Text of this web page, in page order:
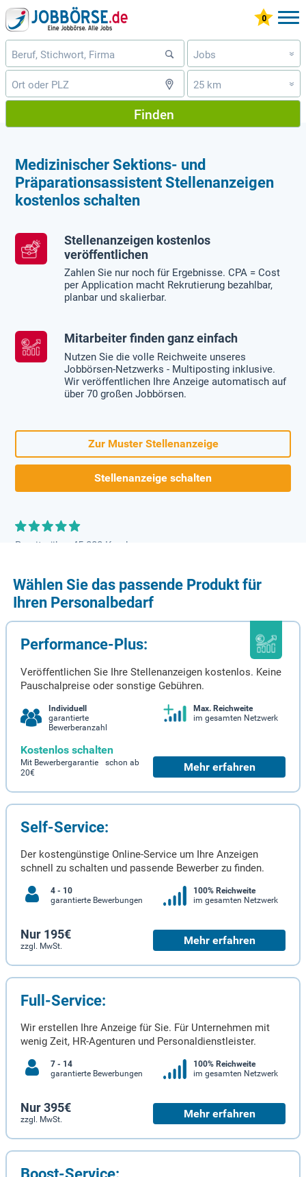
Jobs »
25 km »
Finden
Medizinischer Sektions- und
Präparationsassistent Stellenanzeigen
kostenlos schalten
Stellenanzeigen kostenlos
veröffentlichen
Zahlen Sie nur noch für Ergebnisse. CPA = Cost
per Application macht Rekrutierung bezahlbar,
planbar und skalierbar.
Mitarbeiter finden ganz einfach
Nutzen Sie die volle Reichweite unseres
Jobbörsen-Netzwerks - Multiposting inklusive.
Wir veröffentlichen Ihre Anzeige automatisch auf
über 70 großen Jobbörsen.
Zur Muster Stellenanzeige
Stellenanzeige schalten
Bereits über 45.000 Kunden
Wählen Sie das passende Produkt für
Ihren Personalbedarf
Performance-Plus:
Veröffentlichen Sie Ihre Stellenanzeigen kostenlos. Keine
Pauschalpreise oder sonstige Gebühren.
Individuell
garantierte
Bewerberanzahl
Max. Reichweite
im gesamten Netzwerk
Kostenlos schalten
Mit Bewerbergarantie schon ab
20€
Mehr erfahren
Self-Service:
Der kostengünstige Online-Service um Ihre Anzeigen
schnell zu schalten und passende Bewerber zu finden.
4 - 10
garantierte Bewerbungen
100% Reichweite
im gesamten Netzwerk
Nur 195€
zzgl. MwSt. Mehr erfahren
Full-Service:
Wir erstellen Ihre Anzeige für Sie. Für Unternehmen mit
wenig Zeit, HR-Agenturen und Personaldienstleister.
7 - 14
garantierte Bewerbungen
100% Reichweite
im gesamten Netzwerk
Nur 395€
zzgl. MwSt. Mehr erfahren